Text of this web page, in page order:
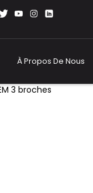
À Propos De Nous